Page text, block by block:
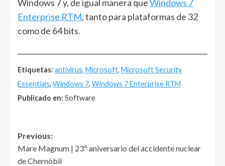
Windows 7 y, de igual manera queWindows 7
Enterprise RTM, tanto para plataformas de 32
como de 64 bits.
Etiquetas: antivirus, Microsoft, Microsoft Security
Essentials, Windows 7, Windows 7 Enterprise RTM
Publicado en: Software
Post
navigation
Previous:
Mare Magnum | 23º aniversario del accidente nuclear
de Chernóbil